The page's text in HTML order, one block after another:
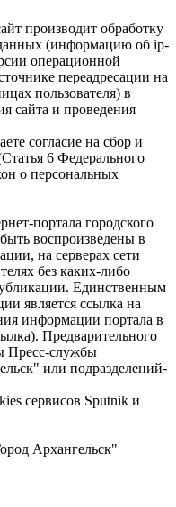
производит обработку
(информацию об ip-
операционной
переадресации на
пользователя) в
сайта и проведения
согласие на сбор и
6 Федерального
о персональных
портала городского
воспроизведены в
на серверах сети
без каких-либо
Единственным
является ссылка на
информации портала в
Предварительного
Пресс-службы
или подразделений-
сервисов Sputnik и
Архангельск"